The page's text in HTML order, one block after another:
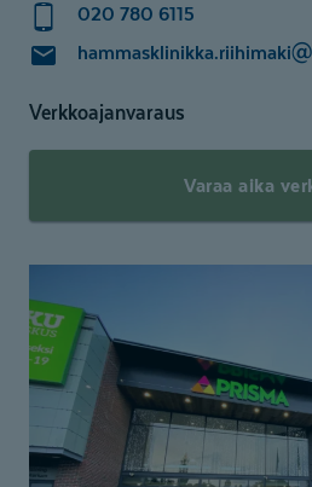
020 780 6115
Verkkoajanvaraus
Varaa aika